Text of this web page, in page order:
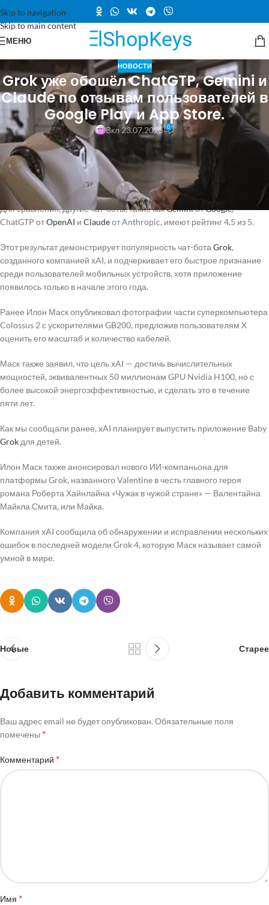
Skip to navigation
Skip to main content
МЕНЮ
НОВОСТИ
Grok уже обошёл ChatGTP, Gemini и
Claude по отзывам пользователей в
Google Play и App Store.
Вкл 23.07.2025 0
Илон Маск отметил успех приложения Grok, которое стало лидером
по пользовательским оценкам на двух крупнейших платформах: в
Google Play Store оно получило рейтинг 4,8 из 5, а в Apple App Store
— 4,9 из 5.
Для сравнения, другие чат-боты, такие какGeminiотGoogle,
ChatGTP отOpenAI и Claudeот Anthropic, имеют рейтинг 4,5 из 5.
Этот результат демонстрирует популярность чат-бота Grok,
созданного компанией xAI, и подчеркивает его быстрое признание
среди пользователей мобильных устройств, хотя приложение
появилось только в начале этого года.
Ранее Илон Маск опубликовал фотографии части суперкомпьютера
Colossus 2 с ускорителями GB200, предложив пользователям X
оценить его масштаб и количество кабелей.
Маск также заявил, что цель xAI — достичь вычислительных
мощностей, эквивалентных 50 миллионам GPU Nvidia H100, но с
более высокой энергоэффективностью, и сделать это в течение
пяти лет.
Как мы сообщали ранее, xAI планирует выпустить приложение Baby
Grok для детей.
Илон Маск также анонсировал нового ИИ-компаньона для
платформы Grok, названного Valentine в честь главного героя
романа Роберта Хайнлайна «Чужак в чужой стране» — Валентайна
Майкла Смита, или Майка.
Компания xAI сообщила об обнаружении и исправлении нескольких
ошибок в последней модели Grok 4, которую Маск называет самой
умной в мире.
Новые Старее
Добавить комментарий
Ваш адрес email не будет опубликован. Обязательные поля
помечены *
Комментарий *
Имя *